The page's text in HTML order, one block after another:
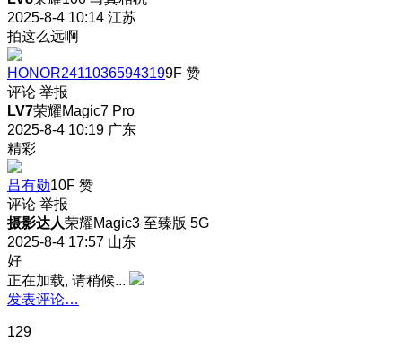
2025-8-4 10:14 江苏
拍这么远啊
HONOR24110365943199F 赞
评论 举报
LV7荣耀Magic7 Pro
2025-8-4 10:19 广东
精彩
吕有勋10F 赞
评论 举报
摄影达人荣耀Magic3 至臻版 5G
2025-8-4 17:57 山东
好
正在加载, 请稍候...
发表评论…
129